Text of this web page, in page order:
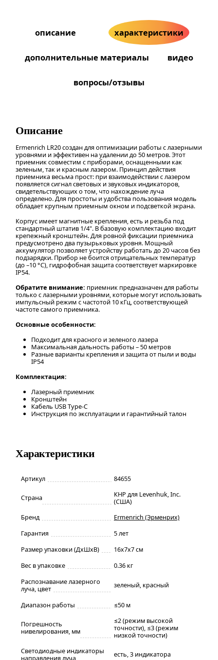
описание характеристики
дополнительные материалы видео
вопросы/отзывы
Описание
Ermenrich LR20 создан для оптимизации работы с лазерными
уровнями и эффективен на удалении до 50 метров. Этот
приемник совместим с приборами, оснащенными как
зеленым, так и красным лазером. Принцип действия
приемника весьма прост: при взаимодействии с лазером
появляется сигнал световых и звуковых индикаторов,
свидетельствующих о том, что нахождение луча
определено. Для простоты и удобства пользования модель
обладает крупным приемным окном и подсветкой экрана.
Корпус имеет магнитные крепления, есть и резьба под
стандартный штатив 1/4". В базовую комплектацию входит
крепежный кронштейн. Для ровной фиксации приемника
предусмотрено два пузырьковых уровня. Мощный
аккумулятор позволяет устройству работать до 20 часов без
подзарядки. Прибор не боится отрицательных температур
(до –10 °С), гидрофобная защита соответствует маркировке
IP54.
Обратите внимание: приемник предназначен для работы
только с лазерными уровнями, которые могут использовать
импульсный режим с частотой 10 кГц, соответствующей
частоте самого приемника.
Основные особенности:
Подходит для красного и зеленого лазера
Максимальная дальность работы – 50 метров
Разные варианты крепления и защита от пыли и воды
IP54
Комплектация:
Лазерный приемник
Кронштейн
Кабель USB Type-C
Инструкция по эксплуатации и гарантийный талон
Характеристики
Артикул 84655
Страна
КНР для Levenhuk, Inc.
(США)
Бренд
Ermenrich (Эрменрих)
Гарантия
5 лет
Размер упаковки (ДxШxВ)
16x7x7 см
Вес в упаковке
0.36 кг
Распознавание лазерного
луча, цвет
зеленый, красный
Диапазон работы ≤50 м
Погрешность
нивелирования, мм
≤2 (режим высокой
точности), ≤3 (режим
низкой точности)
Светодиодные индикаторы
направления луча
есть, 3 индикатора